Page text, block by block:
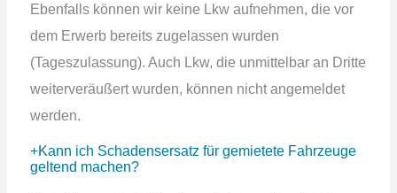
Ebenfalls können wir keine Lkw aufnehmen, die vor
dem Erwerb bereits zugelassen wurden
(Tageszulassung). Auch Lkw, die unmittelbar an Dritte
weiterveräußert wurden, können nicht angemeldet
werden.
Kann ich Schadensersatz für gemietete Fahrzeuge
geltend machen?